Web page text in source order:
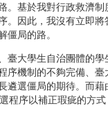
。基於我對行政救濟
。因此，我沒有立即
僵局的路。
臺大學生自治團體的
序機制的不夠完備、
遴選僵局的期待。而
程序以補正瑕疵的方